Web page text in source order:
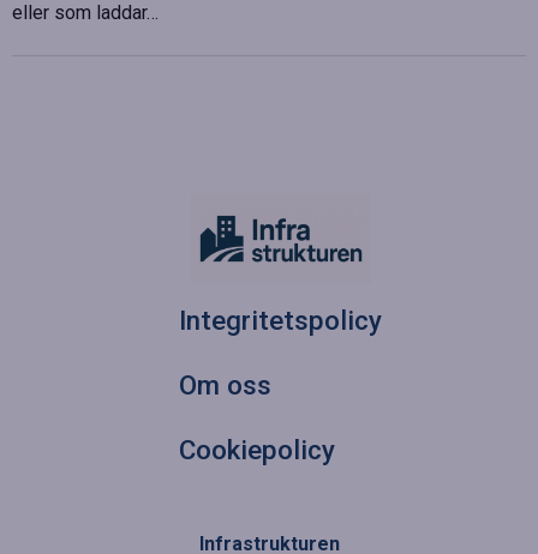
eller som laddar…
Integritetspolicy
Om oss
Cookiepolicy
Infrastrukturen